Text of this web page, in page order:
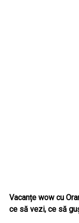
Vacanțe wow cu
ce să vezi, ce să